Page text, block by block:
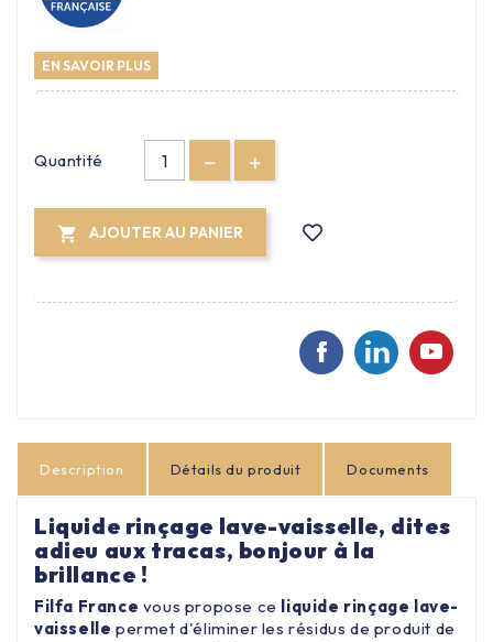
EN SAVOIR PLUS
Quantité
 AJOUTER AU PANIER
Description Détails du produit Documents
Liquide rinçage lave-vaisselle, dites
adieu aux tracas, bonjour à la
brillance !
Filfa France vous propose ce liquide rinçage lave-
vaisselle permet d'éliminer les résidus de produit de